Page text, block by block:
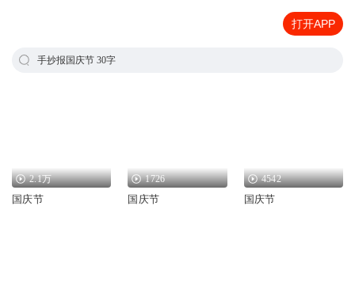
打开APP
手抄报国庆节 30字
2.1万
国庆节
1726
国庆节
4542
国庆节